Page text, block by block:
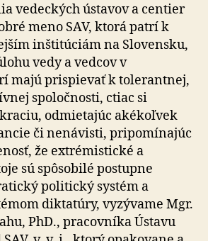
vedeckých ústavov a centier
meno SAV, ktorá patrí k
inštitúciám na Slovensku,
vedy a vedcov v
majú prispievať k tolerantnej,
spoločnosti, ctiac si
odmietajúc akékoľvek
či nenávisti, pripomínajúc
že extrémistické a
sú spôsobilé postupne
politický systém a
diktatúry, vyzývame Mgr.
PhD., pracovníka Ústavu